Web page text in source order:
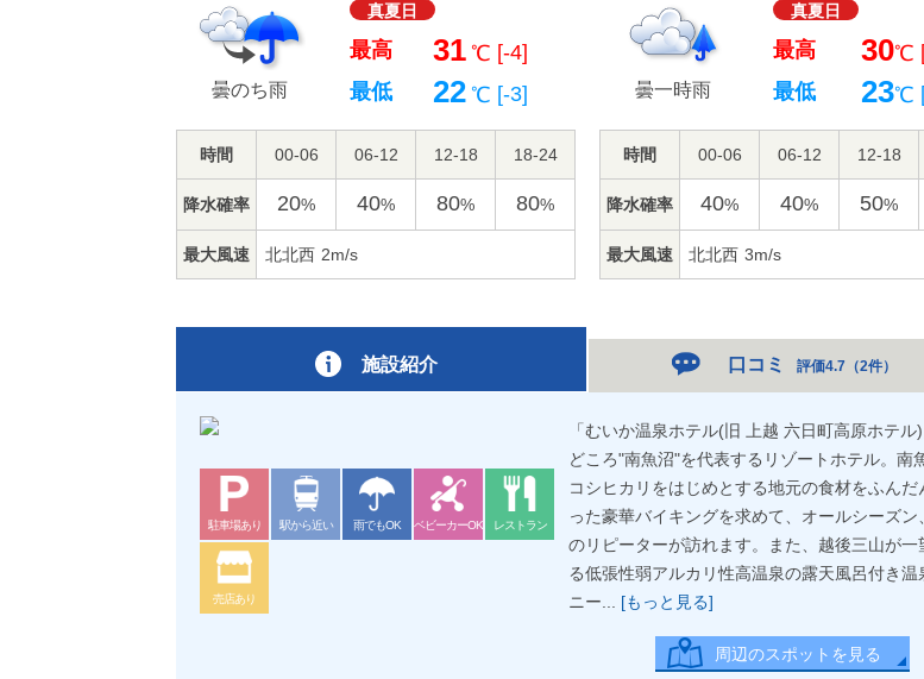
曇のち雨
真夏日
最高 31 ℃ [-4]
最低
22 ℃ [-3]
時間 00-06 06-12 12-18 18-24
降水確率 20% 40% 80% 80%
最大風速 北北西 2m/s
曇一時雨
真夏日
最高 30℃
最低
23℃
時間 00-06 06-12 12-18
降水確率 40% 40% 50%
最大風速 北北西 3m/s
施設紹介 口コミ 評価4.7（2件）
駐車場あり 駅から近い 雨でもOK ベビーカーOK レストラン
売店あり
「むいか温泉ホテル(旧 上越 六日町高原ホテル
どころ"南魚沼"を代表するリゾートホテル。南
コシヒカリをはじめとする地元の食材をふんだ
った豪華バイキングを求めて、オールシーズン
のリピーターが訪れます。また、越後三山が一
る低張性弱アルカリ性高温泉の露天風呂付き温
ニー... [もっと見る]
周辺のスポットを見る